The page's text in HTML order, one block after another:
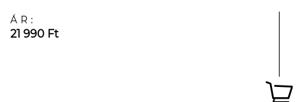
ÁR:
21 990 Ft